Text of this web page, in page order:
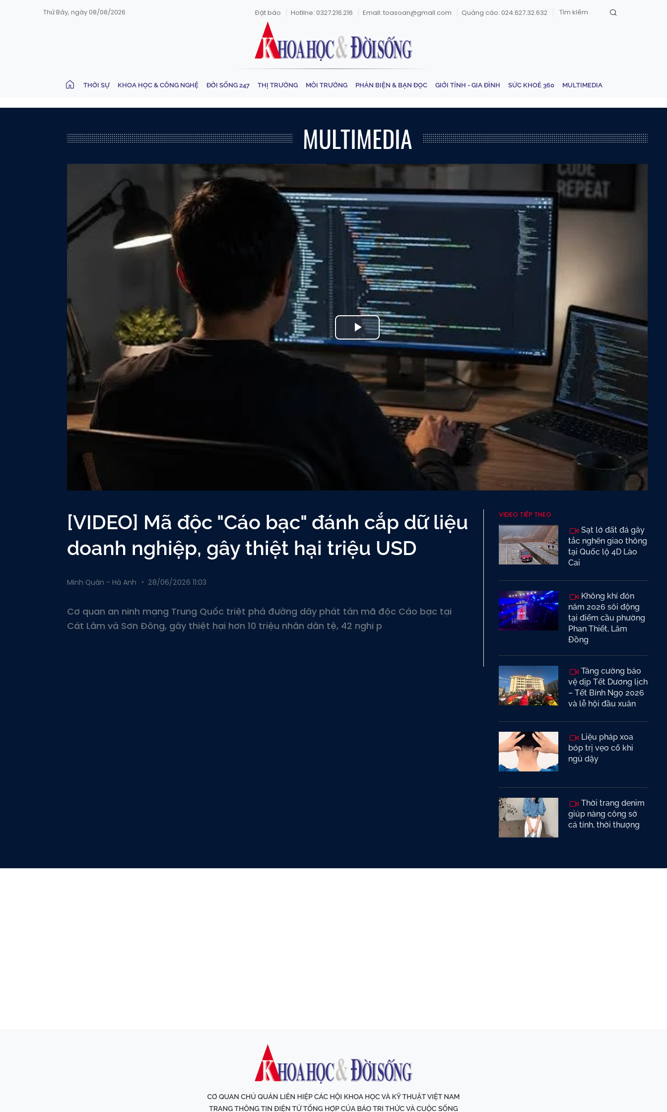
Thứ Bảy, ngày 08/08/2026 Đặt báo Hotline: 0327.216.216 Email: toasoan@gmail.com Quảng cáo: 024.627.32.632
THỜI SỰ KHOA HỌC & CÔNG NGHỆ ĐỜI SỐNG 247 THỊ TRƯỜNG MÔI TRƯỜNG PHẢN BIỆN & BẠN ĐỌC GIỚI TÍNH - GIA ĐÌNH SỨC KHOẺ 360 MULTIMEDIA
MULTIMEDIA
Play
Video
[VIDEO] Mã độc "Cáo bạc" đánh cắp dữ liệu
doanh nghiệp, gây thiệt hại triệu USD
Minh Quân - Hà Anh 28/06/2026 11:03
Cơ quan an ninh mạng Trung Quốc triệt phá đường dây phát tán mã độc Cáo bạc tại
Cát Lâm và Sơn Đông, gây thiệt hại hơn 10 triệu nhân dân tệ, 42 nghi p
VIDEO TIẾP THEO
Sạt lở đất đá gây
tắc nghẽn giao thông
tại Quốc lộ 4D Lào
Cai
Không khí đón
năm 2026 sôi động
tại điểm cầu phường
Phan Thiết, Lâm
Đồng
Tăng cường bảo
vệ dịp Tết Dương lịch
– Tết Bính Ngọ 2026
và lễ hội đầu xuân
Liệu pháp xoa
bóp trị vẹo cổ khi
ngủ dậy
Thời trang denim
giúp nàng công sở
cá tính, thời thượng